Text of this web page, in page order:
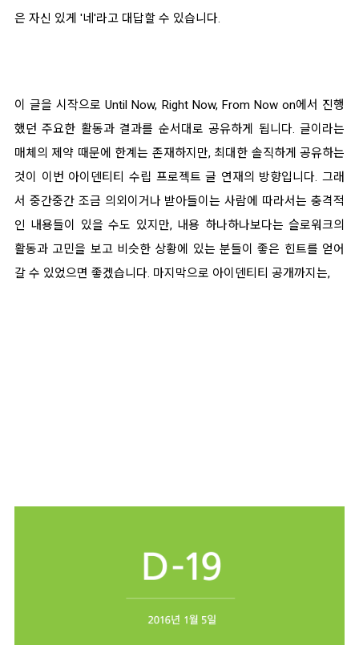
은 자신 있게 '네'라고 대답할 수 있습니다.
이 글을 시작으로 Until Now, Right Now, From Now on에서 진행
했던 주요한 활동과 결과를 순서대로 공유하게 됩니다. 글이라는
매체의 제약 때문에 한계는 존재하지만, 최대한 솔직하게 공유하는
것이 이번 아이덴티티 수립 프로젝트 글 연재의 방향입니다. 그래
서 중간중간 조금 의외이거나 받아들이는 사람에 따라서는 충격적
인 내용들이 있을 수도 있지만, 내용 하나하나보다는 슬로워크의
활동과 고민을 보고 비슷한 상황에 있는 분들이 좋은 힌트를 얻어
갈 수 있었으면 좋겠습니다. 마지막으로 아이덴티티 공개까지는,